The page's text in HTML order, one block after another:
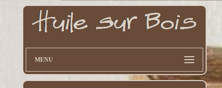
MENU